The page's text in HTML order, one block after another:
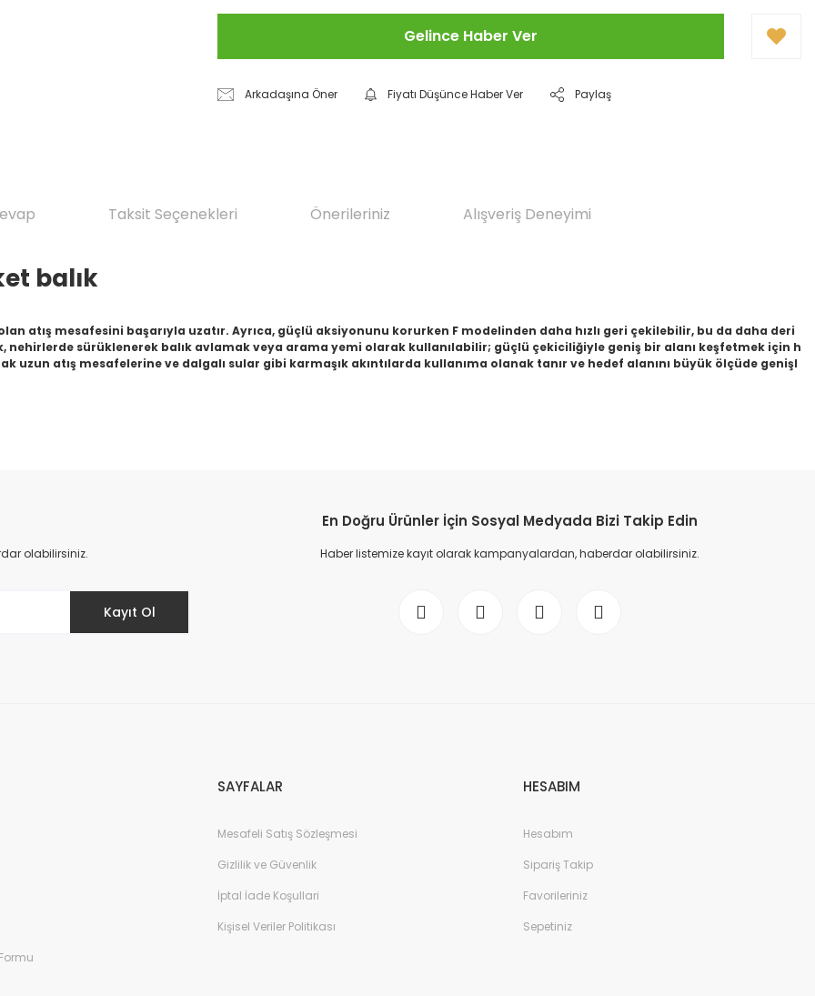
Gelince Haber Ver
Arkadaşına Öner Fiyatı Düşünce Haber Ver Paylaş
Taksit Seçenekleri Önerileriniz Alışveriş Deneyimi
balık
atış mesafesini başarıyla uzatır. Ayrıca, güçlü aksiyonunu korurken F modelinden daha hızlı geri çekilebilir, bu da daha deri
nehirlerde sürüklenerek balık avlamak veya arama yemi olarak kullanılabilir; güçlü çekiciliğiyle geniş bir alanı keşfetmek için h
uzun atış mesafelerine ve dalgalı sular gibi karmaşık akıntılarda kullanıma olanak tanır ve hedef alanını büyük ölçüde genişl
olabilirsiniz.
Kayıt Ol
En Doğru Ürünler İçin Sosyal Medyada Bizi Takip Edin
Haber listemize kayıt olarak kampanyalardan, haberdar olabilirsiniz.
SAYFALAR
Mesafeli Satış Sözleşmesi
Gizlilik ve Güvenlik
İptal İade Koşullari
Kişisel Veriler Politikası
HESABIM
Hesabım
Sipariş Takip
Favorileriniz
Sepetiniz